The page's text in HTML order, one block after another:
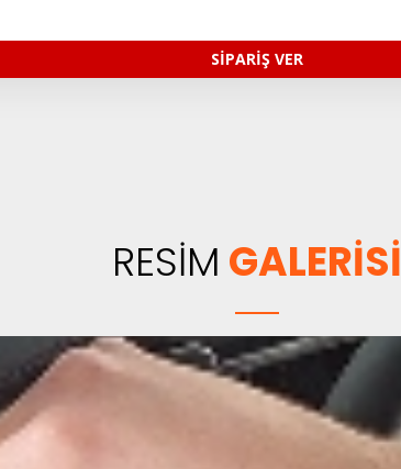
SİPARİŞ VER
RESİM GALERİSİ